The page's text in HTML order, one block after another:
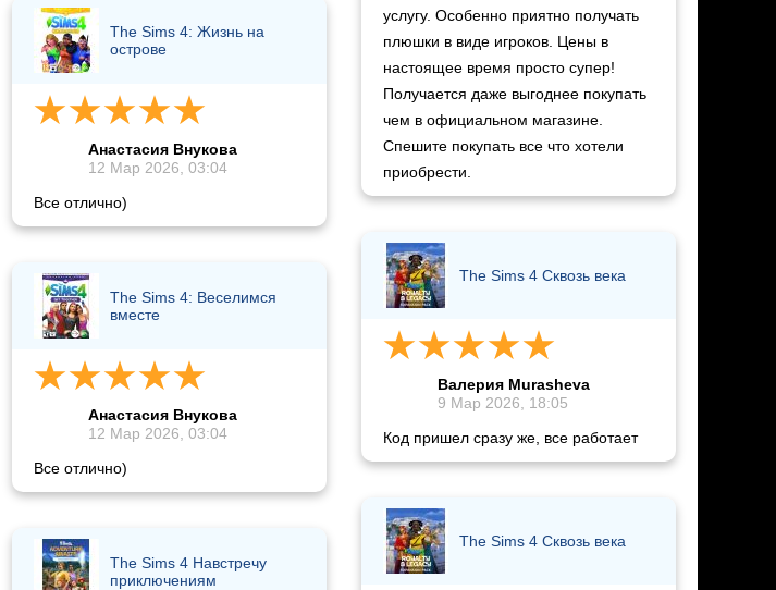
The Sims 4: Жизнь на
острове
Анастасия Внукова
12 Мар 2026, 03:04
Все отлично)
The Sims 4: Веселимся
вместе
Анастасия Внукова
12 Мар 2026, 03:04
Все отлично)
The Sims 4 Навстречу
приключениям
услугу. Особенно приятно получать
плюшки в виде игроков. Цены в
настоящее время просто супер!
Получается даже выгоднее покупать
чем в официальном магазине.
Спешите покупать все что хотели
приобрести.
The Sims 4 Сквозь века
Валерия Murasheva
9 Мар 2026, 18:05
Код пришел сразу же, все работает
The Sims 4 Сквозь века